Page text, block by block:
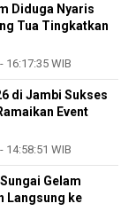
Diduga Nyaris
Tua Tingkatkan
WIB
di Jambi Sukses
Event
WIB
Gelam
Langsung ke